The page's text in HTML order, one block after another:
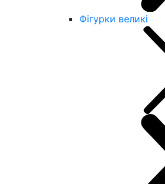
Фігурки великі